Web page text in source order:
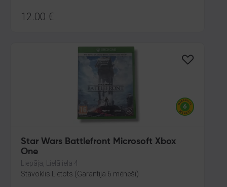
12.00 €
Star Wars Battlefront Microsoft Xbox
One
Liepāja, Lielā iela 4
Stāvoklis Lietots (Garantija 6 mēneši)